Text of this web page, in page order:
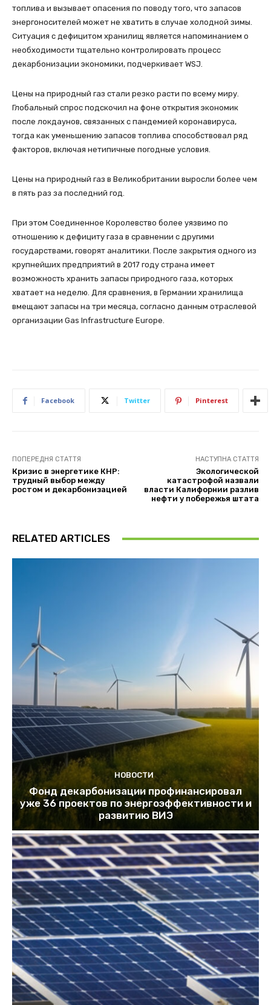
топлива и вызывает опасения по поводу того, что запасов
энергоносителей может не хватить в случае холодной зимы.
Ситуация с дефицитом хранилищ является напоминанием о
необходимости тщательно контролировать процесс
декарбонизации экономики, подчеркивает WSJ.
Цены на природный газ стали резко расти по всему миру.
Глобальный спрос подскочил на фоне открытия экономик
после локдаунов, связанных с пандемией коронавируса,
тогда как уменьшению запасов топлива способствовал ряд
факторов, включая нетипичные погодные условия.
Цены на природный газ в Великобритании выросли более чем
в пять раз за последний год.
При этом Соединенное Королевство более уязвимо по
отношению к дефициту газа в сравнении с другими
государствами, говорят аналитики. После закрытия одного из
крупнейших предприятий в 2017 году страна имеет
возможность хранить запасы природного газа, которых
хватает на неделю. Для сравнения, в Германии хранилища
вмещают запасы на три месяца, согласно данным отраслевой
организации Gas Infrastructure Europe.
Facebook Twitter Pinterest
ПОПЕРЕДНЯ СТАТТЯ
Кризис в энергетике КНР:
трудный выбор между
ростом и декарбонизацией
НАСТУПНА СТАТТЯ
Экологической
катастрофой назвали
власти Калифорнии разлив
нефти у побережья штата
RELATED ARTICLES
НОВОСТИ
Фонд декарбонизации профинансировал
уже 36 проектов по энергоэффективности и
развитию ВИЭ